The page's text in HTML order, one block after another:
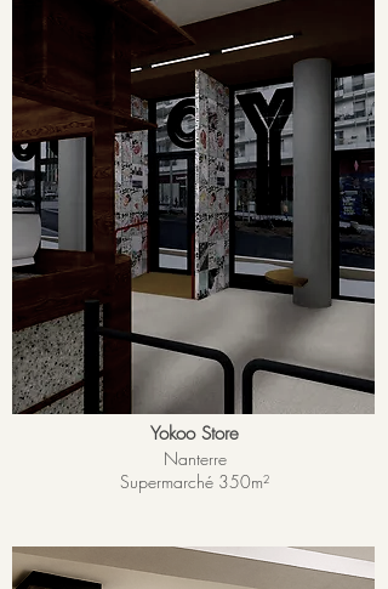
Yokoo Store
Nanterre
Supermarché 350m²